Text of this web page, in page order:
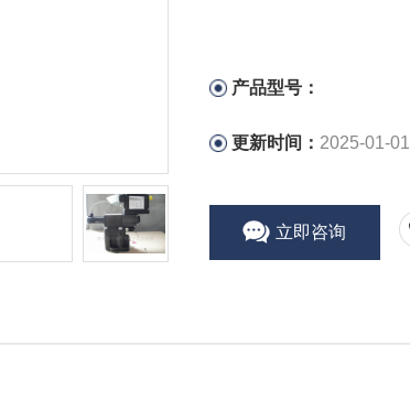
产品型号：
更新时间： 2025-01-01
立即咨询